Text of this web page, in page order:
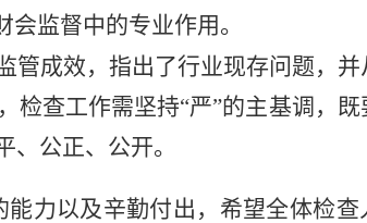
监督中的专业作用。
成效，指出了行业现存问题， 并
检查工作需坚持“严”的主基调，
公正、公开。
能力以及辛勤付出 ，希望全体检查